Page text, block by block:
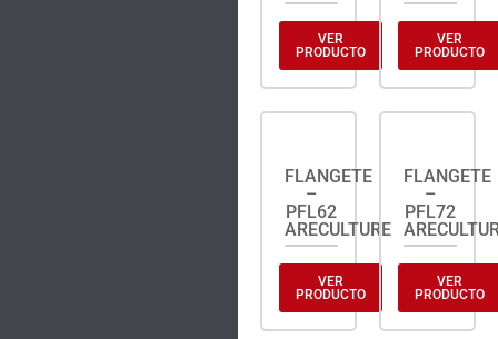
VER
PRODUCTO
VER
PRODUCTO
FLANGETE
–
PFL62
ARECULTURE
VER
PRODUCTO
FLANGETE
–
PFL72
VER
PRODUCTO